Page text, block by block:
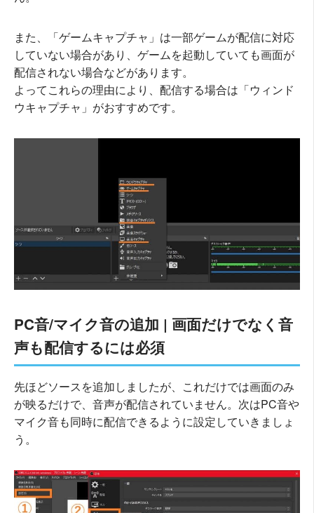
また、「ゲームキャプチャ」は一部ゲームが配信に対応
していない場合があり、ゲームを起動していても画面が
配信されない場合などがあります。
よってこれらの理由により、配信する場合は「ウィンド
ウキャプチャ」がおすすめです。
PC音/マイク音の追加 | 画面だけでなく音
声も配信するには必須
先ほどソースを追加しましたが、これだけでは画面のみ
が映るだけで、音声が配信されていません。次はPC音や
マイク音も同時に配信できるように設定していきましょ
う。